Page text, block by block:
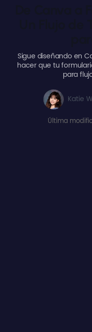
Sigue diseñando en
hacer que tu
para
Katie
Última